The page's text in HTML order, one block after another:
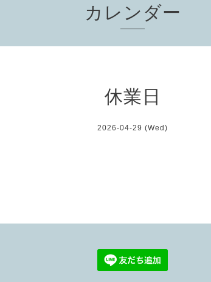
カレンダー
休業日
2026-04-29 (Wed)